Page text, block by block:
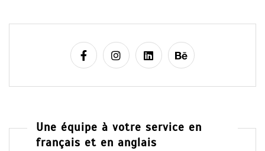
Une équipe à votre service en
français et en anglais